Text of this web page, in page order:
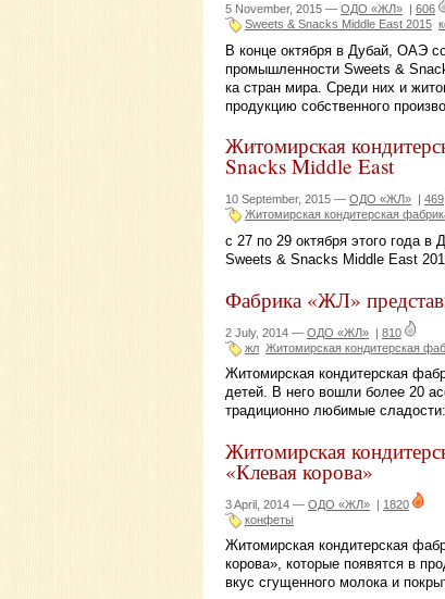
5 November, 2015 — ОДО «ЖЛ» | 606
Sweets & Snacks Middle East 2015
В конце октября в Дубай, ОАЭ
промышленности Sweets &
ка стран мира. Среди них и
продукцию собственного
Житомирская
Snacks Middle East
10 September, 2015 — ОДО «ЖЛ»
469
Житомирская кондитерская
с 27 по 29 октября этого года
Sweets & Snacks Middle East
Фабрика «ЖЛ»
2 July, 2014 — ОДО «ЖЛ» | 810
жл Житомирская кондитерская
Житомирская кондитерская
детей. В него вошли более 20
традиционно любимые
Житомирская
«Клевая корова»
3 April, 2014 — ОДО «ЖЛ» | 1820
конфеты
Житомирская кондитерская
корова», которые появятся в
вкус сгущенного молока и